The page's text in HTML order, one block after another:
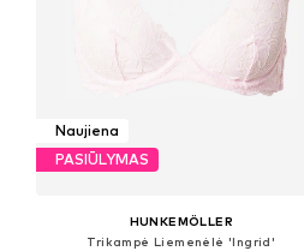
Naujiena
PASIŪLYMAS
HUNKEMÖLLER
Trikampė Liemenėlė 'Ingrid'